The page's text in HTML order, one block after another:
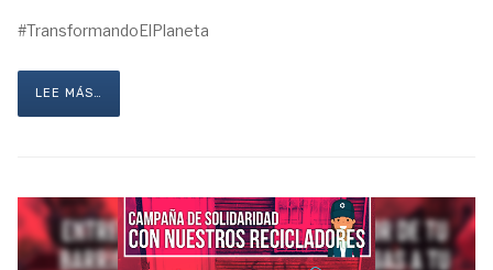
#TransformandoElPlaneta
LEE MÁS…